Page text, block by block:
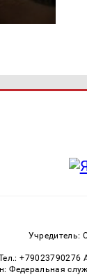
Учредитель:
+79023790276
Федеральная